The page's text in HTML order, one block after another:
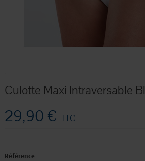
Culotte Maxi Intraversable
29,90 € TTC
Référence